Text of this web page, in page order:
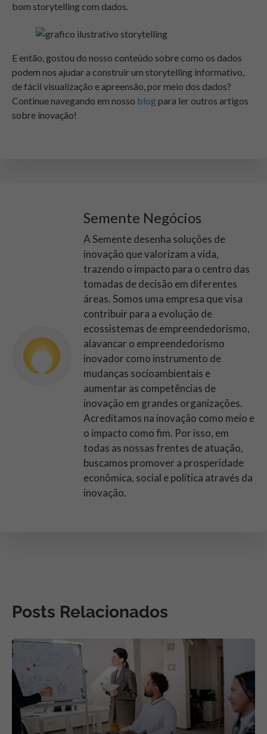
bom storytelling com dados.
E então, gostou do nosso conteúdo sobre como os dados
podem nos ajudar a construir um storytelling informativo,
de fácil visualização e apreensão, por meio dos dados?
Continue navegando em nosso blogpara ler outros artigos
sobre inovação!
Semente Negócios
A Semente desenha soluções de
inovação que valorizam a vida,
trazendo o impacto para o centro das
tomadas de decisão em diferentes
áreas. Somos uma empresa que visa
contribuir para a evolução de
ecossistemas de empreendedorismo,
alavancar o empreendedorismo
inovador como instrumento de
mudanças socioambientais e
aumentar as competências de
inovação em grandes organizações.
Acreditamos na inovação como meio e
o impacto como fim. Por isso, em
todas as nossas frentes de atuação,
buscamos promover a prosperidade
econômica, social e política através da
inovação.
Posts Relacionados